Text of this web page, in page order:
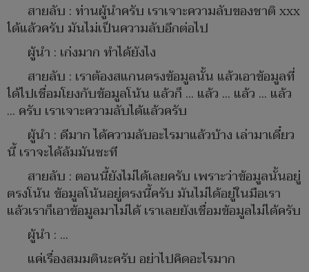
สายลับ : ท่านผู้นำครับ เราเจาะความลับของชาติ xxx
ได้แล้วครับ มันไม่เป็นความลับอีกต่อไป
ผู้นำ : เก่งมาก ทำได้ยังไง
สายลับ : เราต้องสแกนตรงข้อมูลนั้น แล้วเอาข้อมูลที่
ได้ไปเชื่อมโยงกับข้อมูลโน้น แล้วก็ ... แล้ว ... แล้ว ... แล้ว
... ครับ เราเจาะความลับได้แล้วครับ
ผู้นำ : ดีมาก ได้ความลับอะไรมาแล้วบ้าง เล่ามาเดี๋ยว
นี้ เราจะได้ล้มมันซะที
สายลับ : ตอนนี้ยังไม่ได้เลยครับ เพราะว่าข้อมูลนั้นอยู่
ตรงโน้น ข้อมูลโน้นอยู่ตรงนี้ครับ มันไม่ได้อยู่ในมือเรา
แล้วเราก็เอาข้อมูลมาไม่ได้ เราเลยยังเชื่อมข้อมูลไม่ได้ครับ
ผู้นำ : ...
แค่เรื่องสมมตินะครับ อย่าไปคิดอะไรมาก